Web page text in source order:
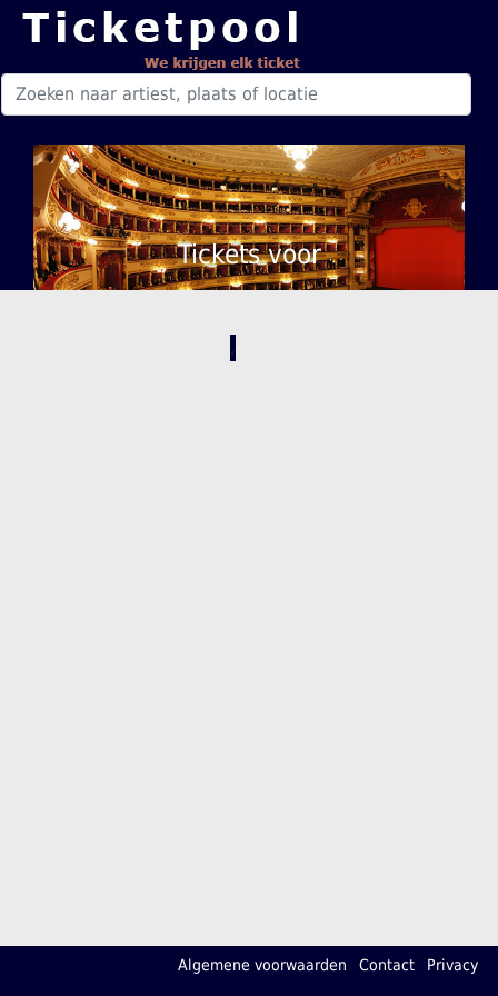
Tickets voor
,
Algemene voorwaarden Contact Privacy